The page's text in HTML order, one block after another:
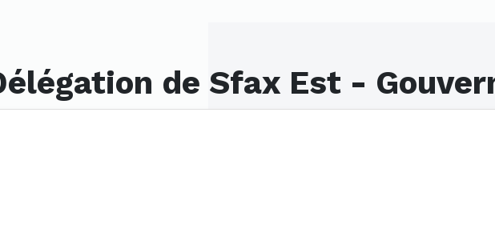
de Sfax Est -